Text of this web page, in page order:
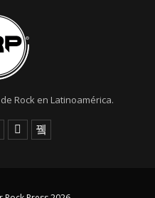
Rock en Latinoamérica.